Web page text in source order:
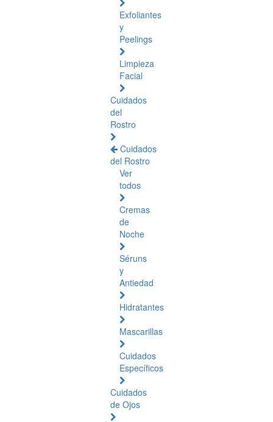
Exfoliantes
y
Peelings
Limpieza
Facial
Cuidados
del
Rostro
Cuidados
del Rostro
Ver
todos
Cremas
de
Noche
Séruns
y
Antiedad
Hidratantes
Mascarillas
Cuidados
Específicos
Cuidados
de Ojos